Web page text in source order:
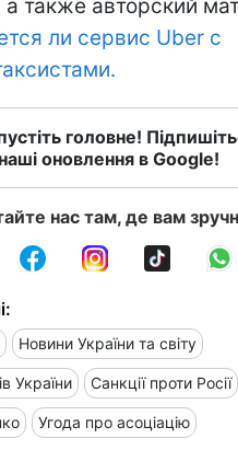
также авторский
ли сервис Uber с
головне!
наші оновлення в Google!
нас там, де вам
Новини України та світу
України Санкції проти Росії
Угода про асоціацію